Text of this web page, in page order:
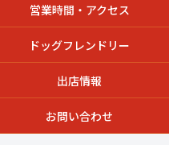
営業時間・アクセス
ドッグフレンドリー
出店情報
お問い合わせ